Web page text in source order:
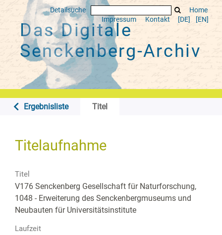
Detailsuche
Home
Impressum
Kontakt [DE] [EN]
Das Digitale
Senckenberg-Archiv
Ergebnisliste Titel
Titelaufnahme
Titel
V176 Senckenberg Gesellschaft für Naturforschung,
1048 - Erweiterung des Senckenbergmuseums und
Neubauten für Universitätsinstitute
Laufzeit